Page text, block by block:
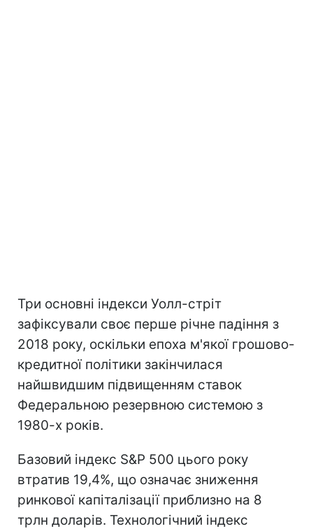
Три основні індекси Уолл-стріт
зафіксували своє перше річне падіння з
2018 року, оскільки епоха м'якої грошово-
кредитної політики закінчилася
найшвидшим підвищенням ставок
Федеральною резервною системою з
1980-х років.
Базовий індекс S&P 500 цього року
втратив 19,4%, що означає зниження
ринкової капіталізації приблизно на 8
трлн доларів. Технологічний індекс